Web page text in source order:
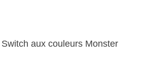
aux couleurs Monster